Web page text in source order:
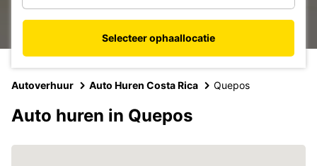
Selecteer ophaallocatie
Autoverhuur Auto Huren Costa Rica Quepos
Auto huren in Quepos